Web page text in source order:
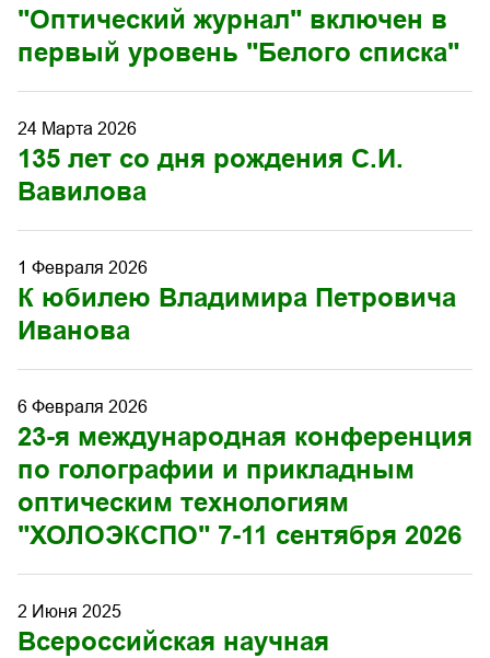
"Оптический журнал" включен в
первый уровень "Белого списка"
24 Марта 2026
135 лет со дня рождения С.И.
Вавилова
1 Февраля 2026
К юбилею Владимира Петровича
Иванова
6 Февраля 2026
23-я международная конференция
по голографии и прикладным
оптическим технологиям
"ХОЛОЭКСПО" 7-11 сентября 2026
2 Июня 2025
Всероссийская научная